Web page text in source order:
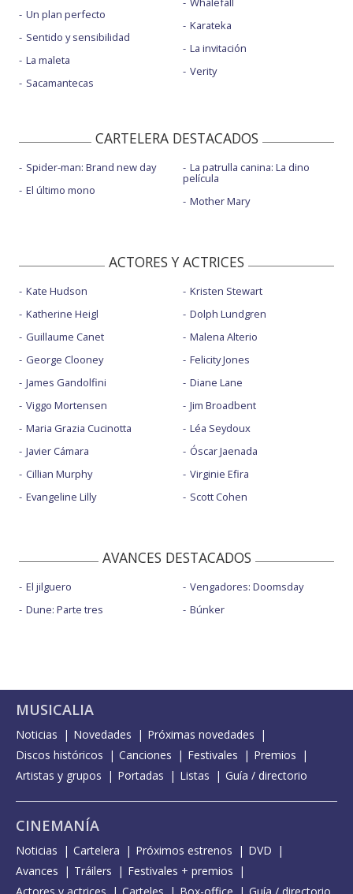
Un plan perfecto
Sentido y sensibilidad
La maleta
Sacamantecas
Karateka
La invitación
Verity
CARTELERA DESTACADOS
Spider-man: Brand new day
El último mono
La patrulla canina: La dino
película
Mother Mary
ACTORES Y ACTRICES
Kate Hudson
Katherine Heigl
Guillaume Canet
George Clooney
James Gandolfini
Viggo Mortensen
Maria Grazia Cucinotta
Javier Cámara
Cillian Murphy
Evangeline Lilly
Kristen Stewart
Dolph Lundgren
Malena Alterio
Felicity Jones
Diane Lane
Jim Broadbent
Léa Seydoux
Óscar Jaenada
Virginie Efira
Scott Cohen
AVANCES DESTACADOS
El jilguero
Dune: Parte tres
Vengadores: Doomsday
Búnker
MUSICALIA
Noticias Novedades
Próximas novedades
Discos históricos
Canciones Festivales
Premios
Artistas y grupos
Portadas Listas Guía / directorio
CINEMANÍA
Noticias Cartelera Próximos estrenos
DVD
Avances
Tráilers
Festivales + premios